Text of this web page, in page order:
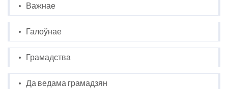
Важнае
Галоўнае
Грамадства
Да ведама грамадзян